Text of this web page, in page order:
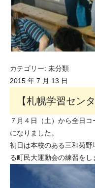
カテゴリー: 未分類
2015 年 7 月 13 日
【札幌学習セン
７月４日（土）から全日
になりました。
初日は本校のある三和菊
る町民大運動会の練習をし